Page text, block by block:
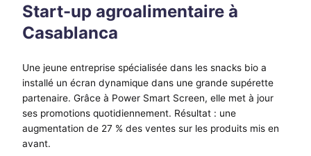
Start-up agroalimentaire à
Casablanca
Une jeune entreprise spécialisée dans les snacks bio a
installé un écran dynamique dans une grande supérette
partenaire. Grâce à Power Smart Screen, elle met à jour
ses promotions quotidiennement. Résultat : une
augmentation de 27 % des ventes sur les produits mis en
avant.